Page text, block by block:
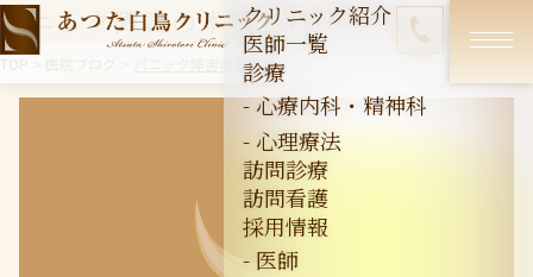
クリニック紹介
医師一覧
診療
- 心療内科・精神科
- 心理療法
訪問診療
訪問看護
採用情報
- 医師
パニック障害の本質とは？
TOP パニック障害の本質とは？